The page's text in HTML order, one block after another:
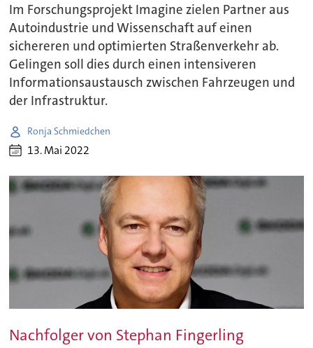
Im Forschungsprojekt Imagine zielen Partner aus
Autoindustrie und Wissenschaft auf einen
sichereren und optimierten Straßenverkehr ab.
Gelingen soll dies durch einen intensiveren
Informationsaustausch zwischen Fahrzeugen und
der Infrastruktur.
Ronja Schmiedchen
13. Mai 2022
Nachfolger von Stephan Fingerling